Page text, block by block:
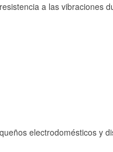
a las vibraciones
electrodomésticos y